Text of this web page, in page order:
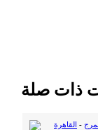
ذات صلة
- القاهرة